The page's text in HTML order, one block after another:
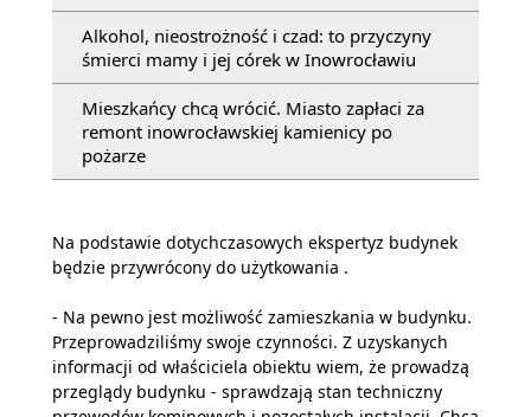
Alkohol, nieostrożność i czad: to przyczyny
śmierci mamy i jej córek w Inowrocławiu
Mieszkańcy chcą wrócić. Miasto zapłaci za
remont inowrocławskiej kamienicy po
pożarze
Na podstawie dotychczasowych ekspertyz budynek
będzie przywrócony do użytkowania .
- Na pewno jest możliwość zamieszkania w budynku.
Przeprowadziliśmy swoje czynności. Z uzyskanych
informacji od właściciela obiektu wiem, że prowadzą
przeglądy budynku - sprawdzają stan techniczny